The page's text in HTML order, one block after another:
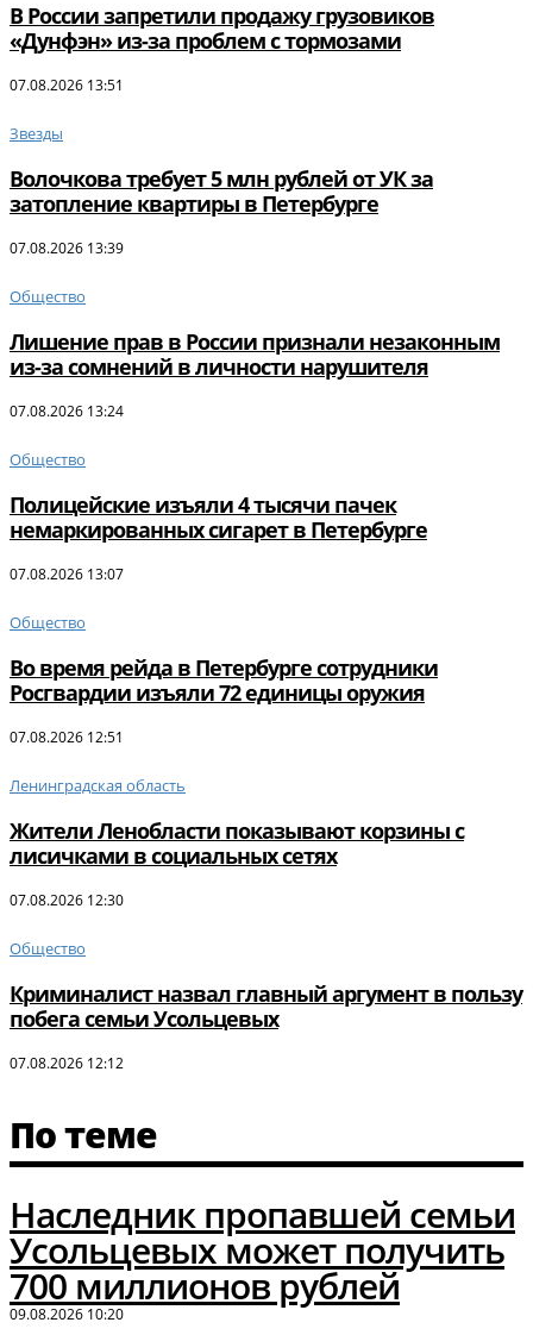
В России запретили продажу грузовиков
«Дунфэн» из-за проблем с тормозами
07.08.2026 13:51
Звезды
Волочкова требует 5 млн рублей от УК за
затопление квартиры в Петербурге
07.08.2026 13:39
Общество
Лишение прав в России признали незаконным
из-за сомнений в личности нарушителя
07.08.2026 13:24
Общество
Полицейские изъяли 4 тысячи пачек
немаркированных сигарет в Петербурге
07.08.2026 13:07
Общество
Во время рейда в Петербурге сотрудники
Росгвардии изъяли 72 единицы оружия
07.08.2026 12:51
Ленинградская область
Жители Ленобласти показывают корзины с
лисичками в социальных сетях
07.08.2026 12:30
Общество
Криминалист назвал главный аргумент в пользу
побега семьи Усольцевых
07.08.2026 12:12
По теме
Наследник пропавшей семьи
Усольцевых может получить
700 миллионов рублей
09.08.2026 10:20